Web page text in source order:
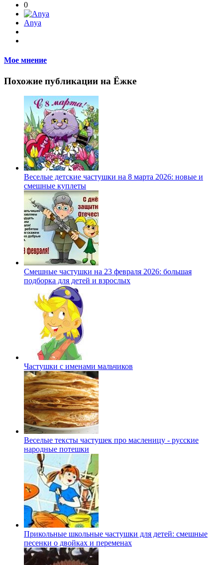
0
Anya
Мое мнение
Похожие публикации на Ёжке
Веселые детские частушки на 8 марта 2026: новые и
смешные куплеты
Смешные частушки на 23 февраля 2026: большая
подборка для детей и взрослых
Частушки с именами мальчиков
Веселые тексты частушек про масленицу - русские
народные потешки
Прикольные школьные частушки для детей: смешные
песенки о двойках и переменах